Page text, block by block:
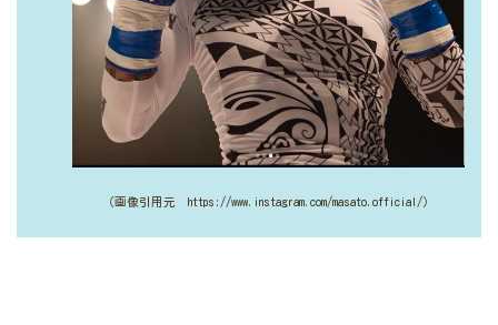
（画像引用元 https://www.instagram.com/masato.official/）